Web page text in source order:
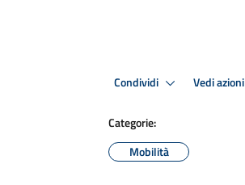
Condividi Vedi azioni
Categorie:
Mobilità